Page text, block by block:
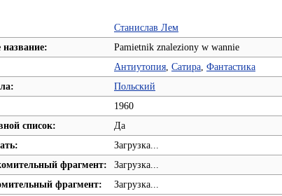
Станислав Лем
Pamietnik znaleziony w wannie
Антиутопия Сатира Фантастика
Польский
1960
список:
Да
Загрузка...
фрагмент:
Загрузка...
фрагмент:
Загрузка...